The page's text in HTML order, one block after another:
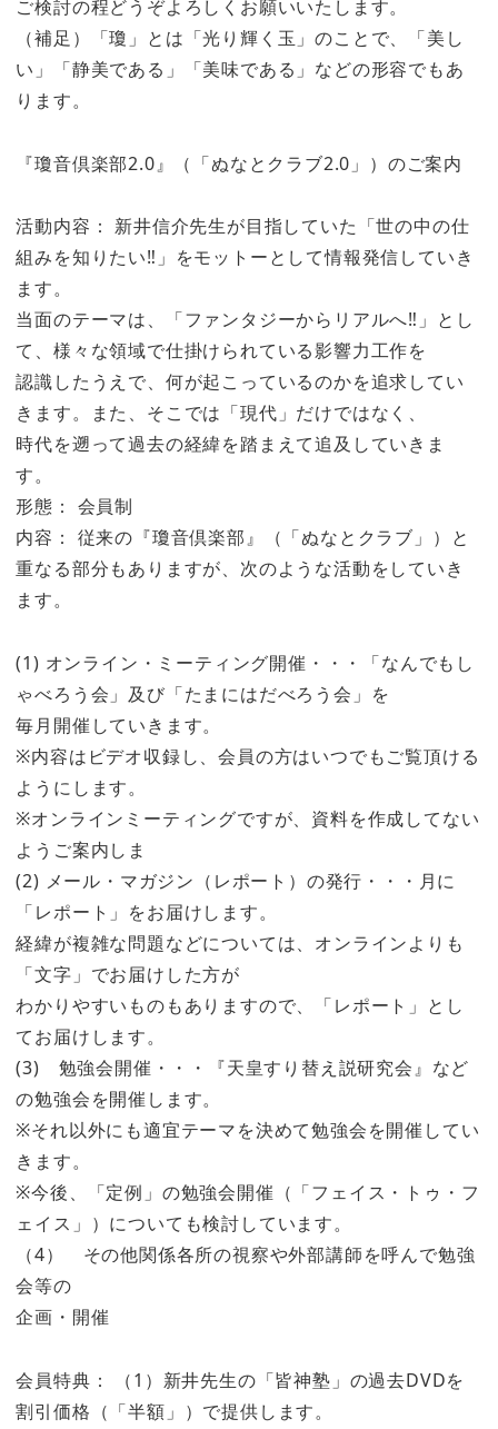
ご検討の程どうぞよろしくお願いいたします。
（補足）「瓊」とは「光り輝く玉」のことで、「美し
い」「静美である」「美味である」などの形容でもあ
ります。
『瓊音倶楽部2.0』（「ぬなとクラブ2.0」）のご案内
活動内容： 新井信介先生が目指していた「世の中の仕
組みを知りたい‼」をモットーとして情報発信していき
ます。
当面のテーマは、「ファンタジーからリアルへ‼」とし
て、様々な領域で仕掛けられている影響力工作を
認識したうえで、何が起こっているのかを追求してい
きます。また、そこでは「現代」だけではなく、
時代を遡って過去の経緯を踏まえて追及していきま
す。
形態： 会員制
内容： 従来の『瓊音倶楽部』（「ぬなとクラブ」）と
重なる部分もありますが、次のような活動をしていき
ます。
(1) オンライン・ミーティング開催・・・「なんでもし
ゃべろう会」及び「たまにはだべろう会」を
毎月開催していきます。
※内容はビデオ収録し、会員の方はいつでもご覧頂ける
ようにします。
※オンラインミーティングですが、資料を作成してない
ようご案内しま
(2) メール・マガジン（レポート）の発行・・・月に
「レポート」をお届けします。
経緯が複雑な問題などについては、オンラインよりも
「文字」でお届けした方が
わかりやすいものもありますので、「レポート」とし
てお届けします。
(3) 勉強会開催・・・『天皇すり替え説研究会』など
の勉強会を開催します。
※それ以外にも適宜テーマを決めて勉強会を開催してい
きます。
※今後、「定例」の勉強会開催（「フェイス・トゥ・フ
ェイス」）についても検討しています。
（4） その他関係各所の視察や外部講師を呼んで勉強
会等の
企画・開催
会員特典： （1）新井先生の「皆神塾」の過去DVDを
割引価格（「半額」）で提供します。